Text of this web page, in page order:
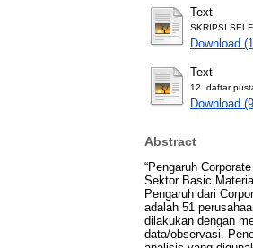
Text
SKRIPSI
Download
Text
12. daftar
Download
Abstract
“Pengaruh
Sektor Basic
Pengaruh dari
adalah 51
dilakukan dengan
data/observasi.